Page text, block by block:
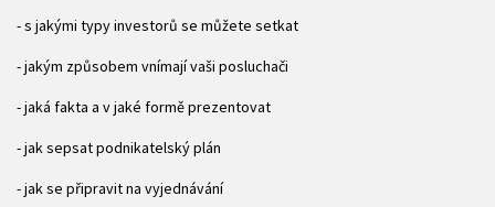
- s jakými typy investorů se můžete setkat
- jakým způsobem vnímají vaši posluchači
- jaká fakta a v jaké formě prezentovat
- jak sepsat podnikatelský plán
- jak se připravit na vyjednávání